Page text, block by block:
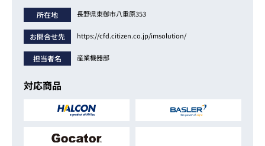
所在地 長野県東御市八重原353
お問合せ先 https://cfd.citizen.co.jp/imsolution/
担当者名 産業機器部
対応商品